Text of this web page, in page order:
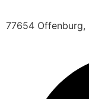
77654 Offenburg,